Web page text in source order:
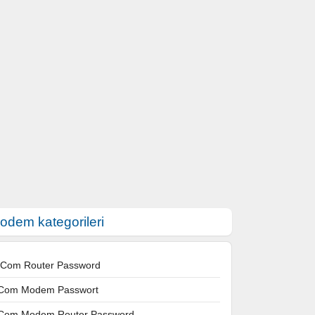
kategorileri
Router Password
Modem Passwort